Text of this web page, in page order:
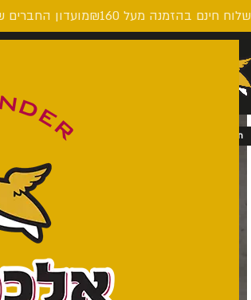
חינם בהזמנה מעל ₪160 מועדון החברים
חסר במלאי